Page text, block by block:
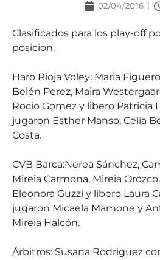
02/04/2016
Clasificados para los play-off
posicion.
Haro Rioja Voley: Maria
Belén Perez, Maira
Rocio Gomez y libero Patricia
jugaron Esther Manso, Celia
Costa.
CVB Barca:Nerea Sánchez,
Mireia Carmona, Mireia
Eleonora Guzzi y libero Laura
jugaron Micaela Mamone y
Mireia Halcón.
Árbitros: Susana Rodriguez